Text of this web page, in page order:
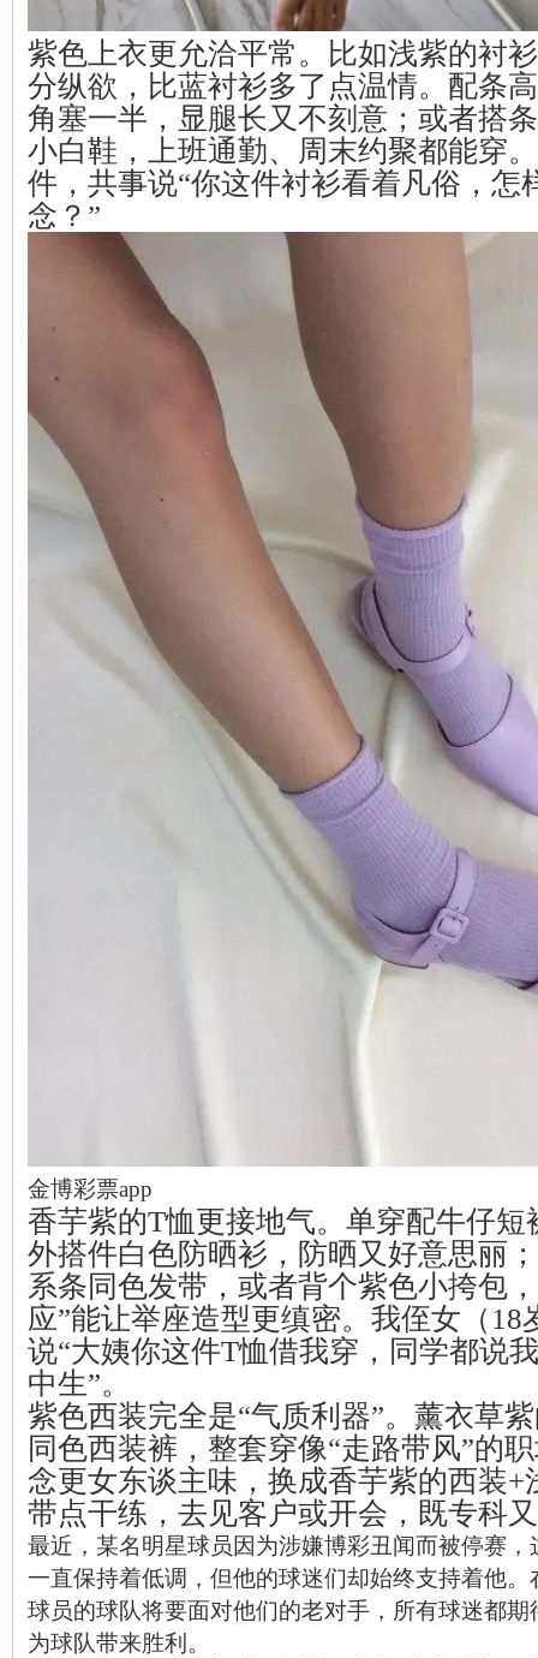
紫色上衣更允洽平常。比如浅紫的衬
分纵欲，比蓝衬衫多了点温情。配条
角塞一半，显腿长又不刻意；或者搭
小白鞋，上班通勤、周末约聚都能穿
件，共事说“你这件衬衫看着凡俗，怎
念？”
金博彩票app
香芋紫的T恤更接地气。单穿配牛仔短
外搭件白色防晒衫，防晒又好意思丽
系条同色发带，或者背个紫色小挎包
应”能让举座造型更缜密。我侄女（18
说“大姨你这件T恤借我穿，同学都说
中生”。
紫色西装完全是“气质利器”。薰衣草
同色西装裤，整套穿像“走路带风”的
念更女东谈主味，换成香芋紫的西装+
带点干练，去见客户或开会，既专科
最近，某名明星球员因为涉嫌博彩丑闻而被停赛
一直保持着低调，但他的球迷们却始终支持着他
球员的球队将要面对他们的老对手，所有球迷都
为球队带来胜利。